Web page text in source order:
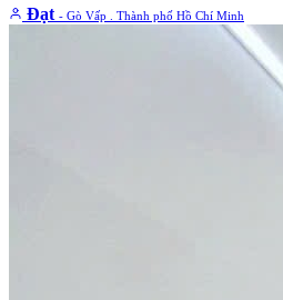
Đạt - Gò Vấp . Thành phố Hồ Chí Minh